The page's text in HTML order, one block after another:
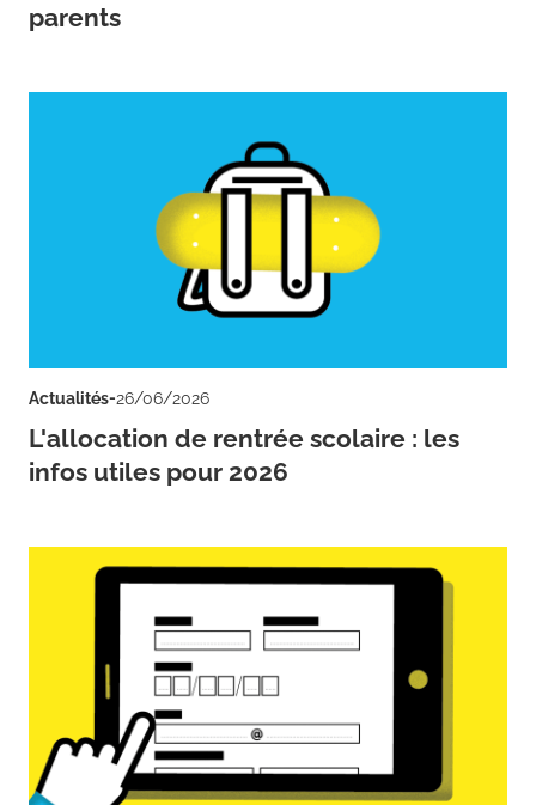
parents
Actualités-26/06/2026
L'allocation de rentrée scolaire : les
infos utiles pour 2026